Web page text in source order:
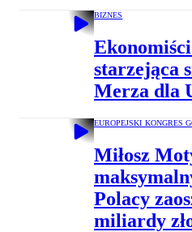
BIZNES
starzejąca
Merza dla
EUROPEJSKI KONGRES
Miłosz
Polacy
miliardy